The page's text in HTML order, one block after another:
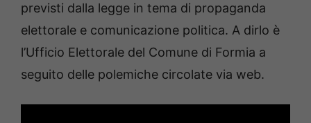
previsti dalla legge in tema di propaganda
elettorale e comunicazione politica. A dirlo è
l’Ufficio Elettorale del Comune di Formia a
seguito delle polemiche circolate via web.